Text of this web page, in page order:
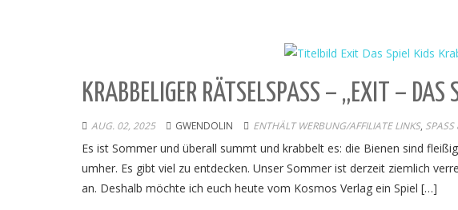
KRABBELIGER RÄTSELSPASS – „EXIT – DAS
AUG. 02, 2025 GWENDOLIN ENTHÄLT WERBUNG/AFFILIATE LINKS, SPASS
Es ist Sommer und überall summt und krabbelt es: die Bienen sind
umher. Es gibt viel zu entdecken. Unser Sommer ist derzeit ziemlich
an. Deshalb möchte ich euch heute vom Kosmos Verlag ein Spiel […]